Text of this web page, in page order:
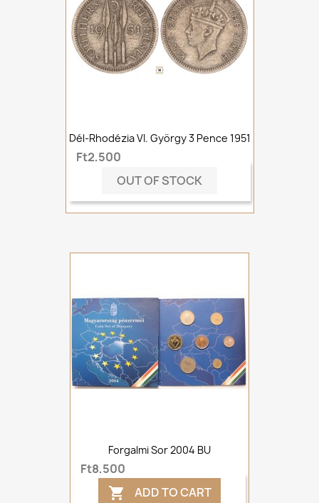
Dél-Rhodézia VI. György 3 Pence 1951
Ft2,500
OUT OF STOCK
Forgalmi Sor 2004 BU
Ft8,500
 ADD TO CART